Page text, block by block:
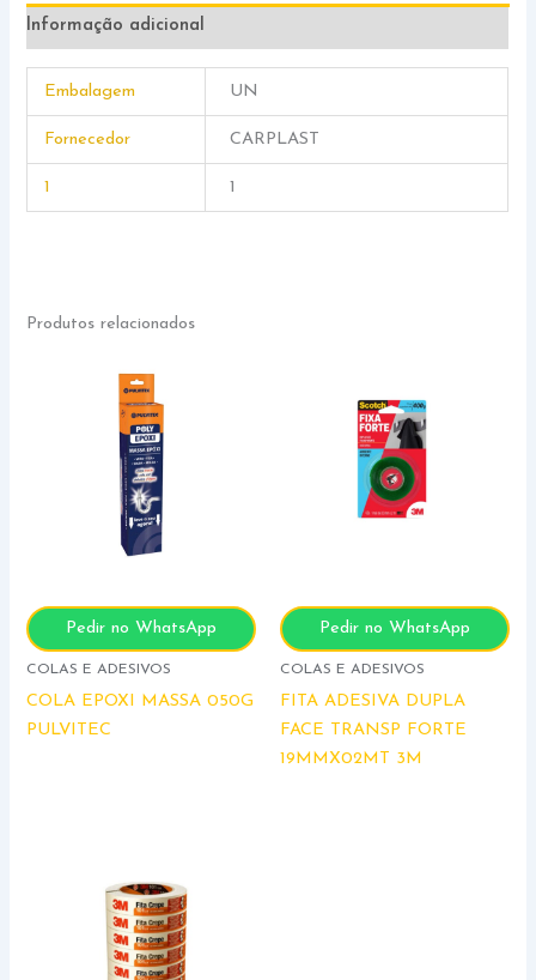
Informação adicional
Embalagem UN
Fornecedor CARPLAST
1 1
Produtos relacionados
Pedir no WhatsApp
COLAS E ADESIVOS
COLA EPOXI MASSA 050G
PULVITEC
Pedir no WhatsApp
COLAS E ADESIVOS
FITA ADESIVA DUPLA
FACE TRANSP FORTE
19MMX02MT 3M